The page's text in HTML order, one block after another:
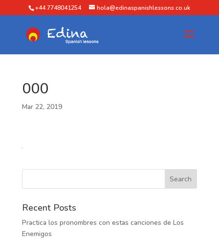
+44 7748041254 hola@edinaspanishlessons.co.uk
000
Mar 22, 2019
Recent Posts
Practica los pronombres con estas canciones de Los
Enemigos